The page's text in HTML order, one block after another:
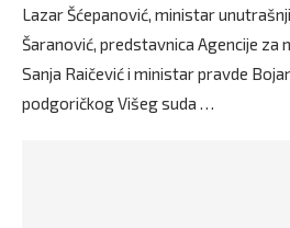
Lazar Šćepanović, ministar
Šaranović, predstavnica Agencije za
Sanja Raičević i ministar pravde
podgoričkog Višeg suda …